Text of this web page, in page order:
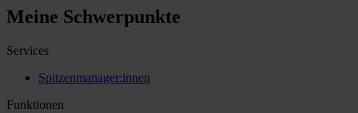
Meine Schwerpunkte
Services
Spitzenmanager:innen
Funktionen